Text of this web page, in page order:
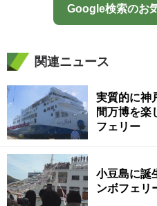
Google検索のお
関連ニュース
実質的に神
間万博を
フェリー
小豆島に誕
ンボフェリ